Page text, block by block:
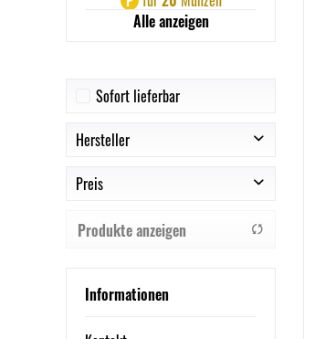
Alle anzeigen
Sofort lieferbar
Hersteller
Avery Zweckform
SIGEL
Preis
1,26 €bis
Produkte anzeigen
Informationen